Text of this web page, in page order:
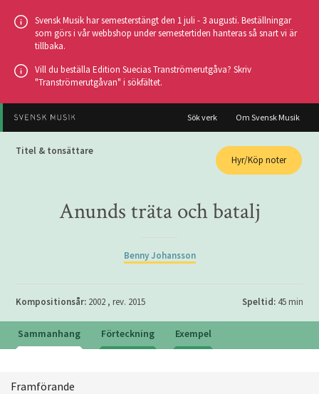
Hoppa
huvudinnehållet
Svensk Musik har semesterstängt den 1 juli - 3 augusti. Beställningar
som görs i vår webbshop under semestertiden hanteras så snart vi är
tillbaka.
Vill du beställa Edition Suecias Tranströmerutgåva? Skriv
"Tranströmerutgåvan" i sökfältet.
Sök verk Om Svensk Musik
Titel & tonsättare
Hyr/Köp noter
Anunds träta och batalj
Benny Johansson
Kompositionsår: 2002 , rev. 2015 Speltid:45 min
Sammanhang Förteckning Exempel
Framförande